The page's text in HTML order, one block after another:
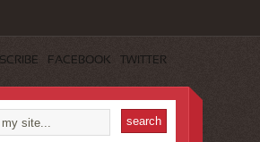
FACEBOOK TWITTER